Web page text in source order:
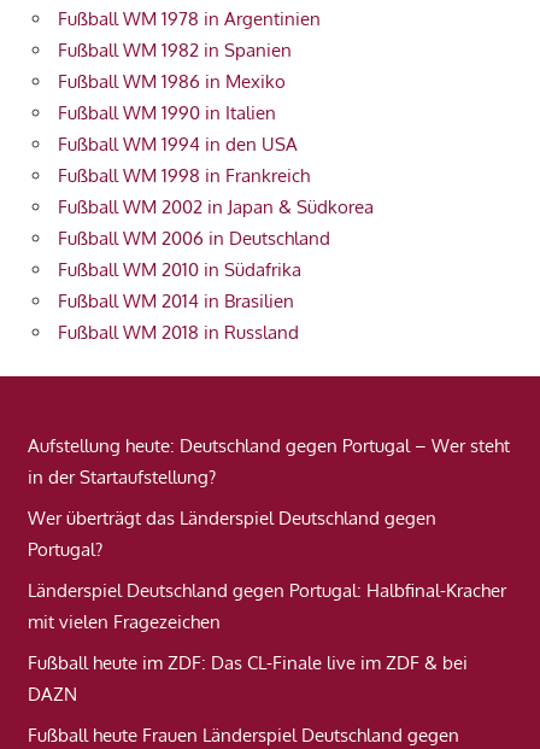
Fußball WM 1978 in Argentinien
Fußball WM 1982 in Spanien
Fußball WM 1986 in Mexiko
Fußball WM 1990 in Italien
Fußball WM 1994 in den USA
Fußball WM 1998 in Frankreich
Fußball WM 2002 in Japan & Südkorea
Fußball WM 2006 in Deutschland
Fußball WM 2010 in Südafrika
Fußball WM 2014 in Brasilien
Fußball WM 2018 in Russland
Aufstellung heute: Deutschland gegen Portugal – Wer steht
in der Startaufstellung?
Wer überträgt das Länderspiel Deutschland gegen
Portugal?
Länderspiel Deutschland gegen Portugal: Halbfinal-Kracher
mit vielen Fragezeichen
Fußball heute im ZDF: Das CL-Finale live im ZDF & bei
DAZN
Fußball heute Frauen Länderspiel Deutschland gegen